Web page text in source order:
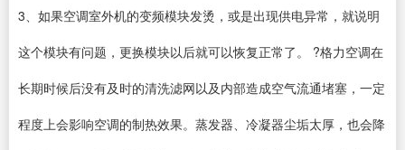
3、如果空调室外机的变频模块发烫，或是出现供电异常，就说明
这个模块有问题，更换模块以后就可以恢复正常了。 ?格力空调在
长期时候后没有及时的清洗滤网以及内部造成空气流通堵塞，一定
程度上会影响空调的制热效果。蒸发器、冷凝器尘垢太厚，也会降